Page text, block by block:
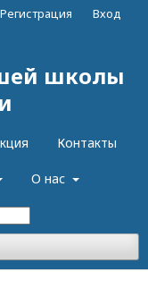
школы
Контакты
О нас
Регистрация Вход